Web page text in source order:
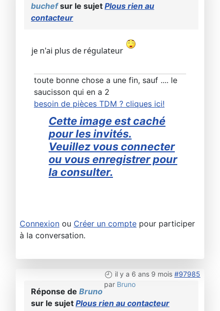
buchefsur le sujet Plous rien au
contacteur
je n'ai plus de régulateur
toute bonne chose a une fin, sauf .... le
saucisson qui en a 2
besoin de pièces TDM ? cliques ici!
Cette image est caché
pour les invités.
Veuillez vous connecter
ou vous enregistrer pour
la consulter.
Connexion ou Créer un compte pour participer
à la conversation.
il y a 6 ans 9 mois #97985
par Bruno
Réponse de Bruno
sur le sujet Plous rien au contacteur